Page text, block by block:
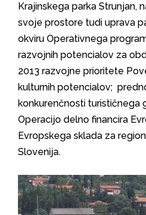
Krajinskega parka Strunjan,
svoje prostore tudi uprava
okviru Operativnega
razvojnih potencialov za
2013 razvojne prioritete
kulturnih potencialov;
konkurenčnosti turističnega
Operacijo delno financira
Evropskega sklada za
Slovenija.